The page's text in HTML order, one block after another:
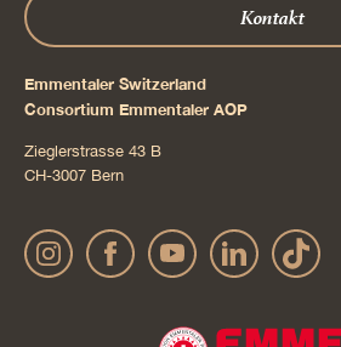
Kontakt
Emmentaler Switzerland
Consortium Emmentaler AOP
Zieglerstrasse 43 B
CH-3007 Bern